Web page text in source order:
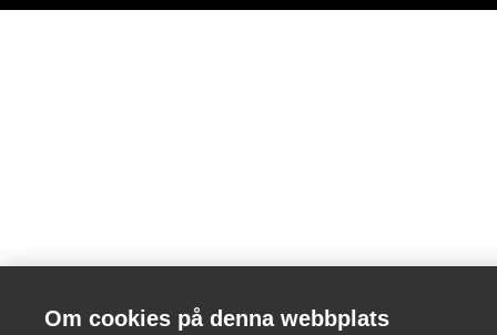
Om cookies på denna webbplats